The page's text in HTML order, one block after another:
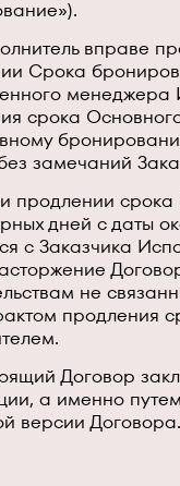
вправе
Срока
менеджера
срока
замечаний
продлении
дней с даты
с Заказчика
не
продления
Договор
а именно
версии Договора.